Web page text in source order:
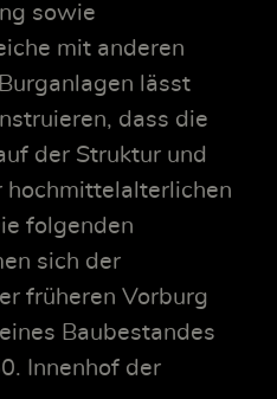
sowie
mit anderen
lässt
dass die
der Struktur und
hochmittelalterlichen
folgenden
sich der
früheren Vorburg
Baubestandes
Innenhof der